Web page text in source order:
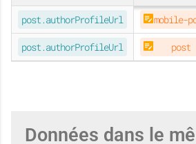
post.authorProfileUrl mobile-
post.authorProfileUrl post
Données dans le